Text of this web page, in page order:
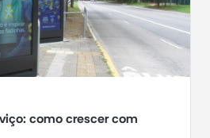
como crescer com